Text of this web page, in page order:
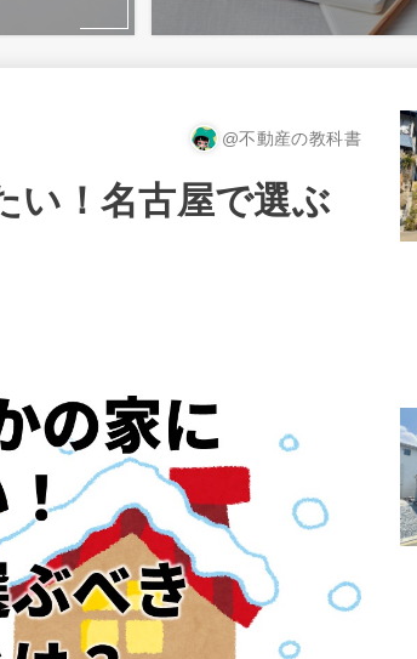
@不動産の教科書
い！名古屋で選ぶ